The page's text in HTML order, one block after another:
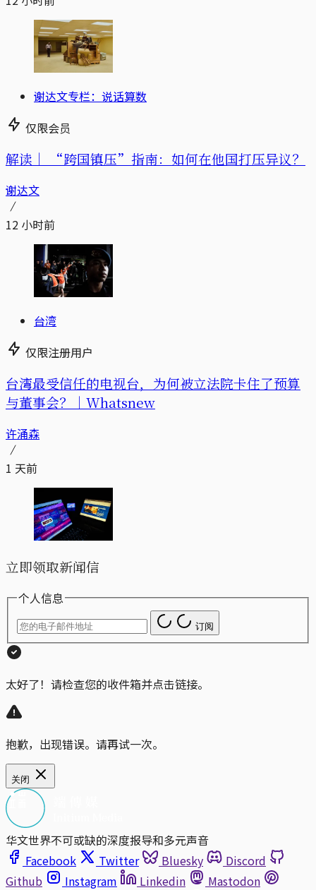
谢达文专栏：说话算数
仅限会员
解读｜ “跨国镇压”指南：如何在他国打压异议？
谢达文
12 小时前
台湾
仅限注册用户
台湾最受信任的电视台，为何被立法院卡住了预算
与董事会？｜Whatsnew
许涌森
1 天前
立即领取新闻信
个人信息
订阅
太好了！请检查您的收件箱并点击链接。
抱歉，出现错误。请再试一次。
关闭
华文世界不可或缺的深度报导和多元声音
Facebook
Twitter Bluesky
Discord
Github
Instagram Linkedin
Mastodon